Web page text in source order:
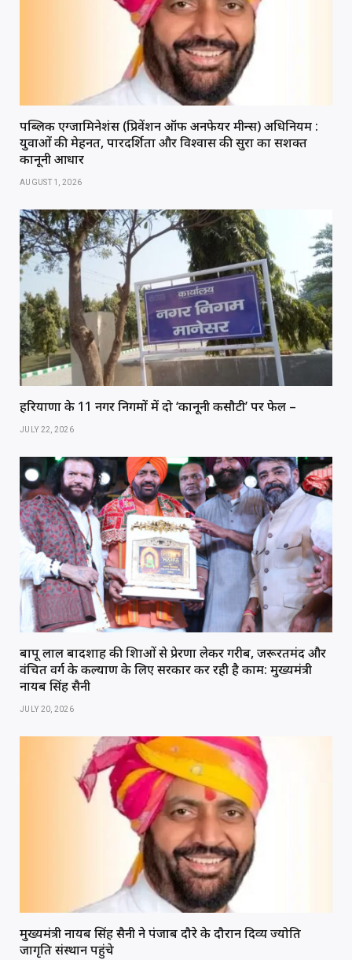
पब्लिक एग्जामिनेशंस (प्रिवेंशन ऑफ अनफेयर मीन्स) अधिनियम :
युवाओं की मेहनत, पारदर्शिता और विश्वास की सुरक्षा का सशक्त
कानूनी आधार
AUGUST 1, 2026
हरियाणा के 11 नगर निगमों में दो ‘कानूनी कसौटी’ पर फेल –
JULY 22, 2026
बापू लाल बादशाह की शिक्षाओं से प्रेरणा लेकर गरीब, जरूरतमंद और
वंचित वर्ग के कल्याण के लिए सरकार कर रही है काम: मुख्यमंत्री
नायब सिंह सैनी
JULY 20, 2026
मुख्यमंत्री नायब सिंह सैनी ने पंजाब दौरे के दौरान दिव्य ज्योति
जागृति संस्थान पहुंचे